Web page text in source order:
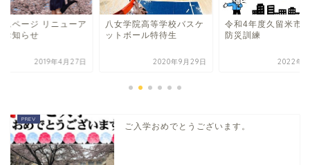
ムページ リニューア
お知らせ
2019年4月27日
八女学院高等学校バスケ
ットボール特待生
2020年9月29日
令和4年度久留米市
防災訓練
2022年7
ご入学おめでとうございます。